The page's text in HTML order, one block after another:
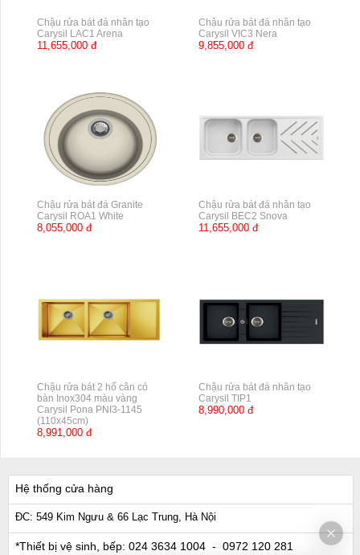
Chậu rửa bát đá nhân tạo
Carysil LAC1 Arena
11,655,000 đ
Chậu rửa bát đá nhân tạo
Carysil VIC3 Nera
9,855,000 đ
Chậu rửa bát đá Granite
Carysil ROA1 White
8,055,000 đ
Chậu rửa bát đá nhân tạo
Carysil BEC2 Snova
11,655,000 đ
Chậu rửa bát 2 hố cân có
bàn Inox304 màu vàng
Carysil Pona PNI3-1145
(110x45cm)
8,991,000 đ
Chậu rửa bát đá nhân tạo
Carysil TIP1
8,990,000 đ
Hệ thống cửa hàng
ĐC: 549 Kim Ngưu & 66 Lạc Trung, Hà Nội
*Thiết bị vệ sinh, bếp: 024 3634 1004 - 0972 120 281